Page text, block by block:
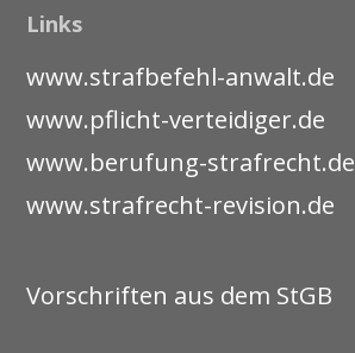
Links
www.strafbefehl-anwalt.de
www.pflicht-verteidiger.de
www.berufung-strafrecht.de
www.strafrecht-revision.de
Vorschriften aus dem StGB